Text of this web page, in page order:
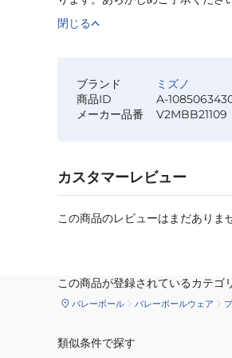
閉じる
ブランド
ミズノ
商品ID
A-
メーカー品番
V2MBB21109
カスタマーレビュー
この商品のレビューはまだありま
この商品が登録されているカテゴ
バレーボール バレーボールウェア
類似条件で探す